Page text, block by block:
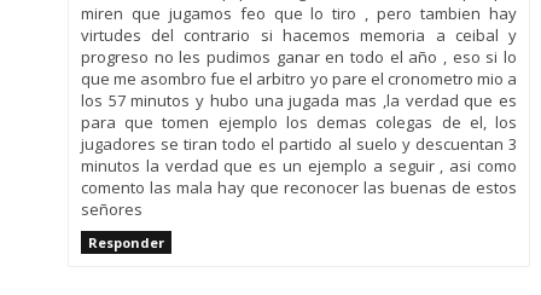
miren que jugamos feo que lo tiro , pero tambien hay
virtudes del contrario si hacemos memoria a ceibal y
progreso no les pudimos ganar en todo el año , eso si lo
que me asombro fue el arbitro yo pare el cronometro mio a
los 57 minutos y hubo una jugada mas ,la verdad que es
para que tomen ejemplo los demas colegas de el, los
jugadores se tiran todo el partido al suelo y descuentan 3
minutos la verdad que es un ejemplo a seguir , asi como
comento las mala hay que reconocer las buenas de estos
señores
Responder